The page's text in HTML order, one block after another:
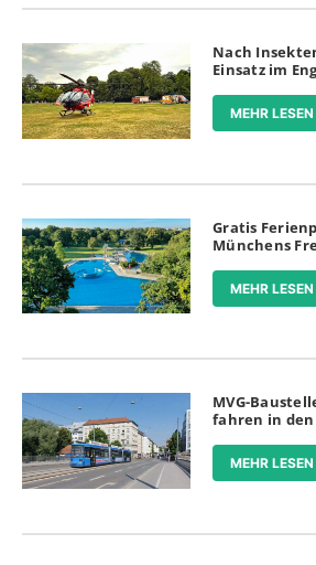
Nach
Einsatz im
MEHR
Gratis
Münchens
MEHR
MVG-
fahren in
MEHR